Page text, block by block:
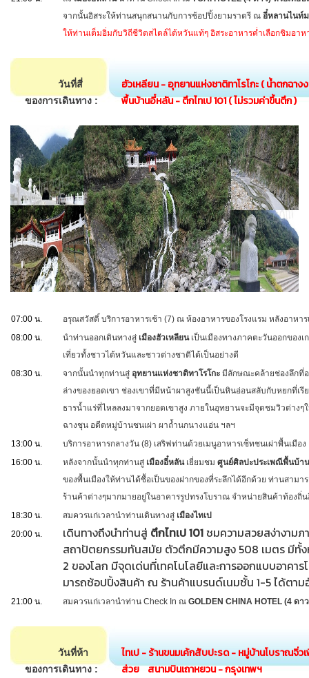
จากนั้นอิสระให้ท่านสนุกสนานกับการช้อปปิ้งยามราตรี ณ อี๋หลานไนท์
ให้ท่านเต็มอิ่มกับวิถีชีวิตสไตล์ไต้หวันแท้ๆ อิสระอาหารค่ำเลือกชิมอา
วันที่สี่
ของการเดินทาง :
ฮัวเหลียน - อุทยานแห่งชาติทาโรโกะ ( น้ำตกฉ
พื้นบ้านอี๋หลัน - ตึกไทเป 101 ( ไม่รวมค่าขึ้นตึก )
07:00 น.
อรุณสวัสดิ์ บริการอาหารเช้า (7) ณ ห้องอาหารของโรงแรม หลังอาห
08:00 น.
นำท่านออกเดินทางสู่ เมืองฮัวเหลียน เป็นเมืองทางภาคตะวันออกขอ
เที่ยวทั้งชาวไต้หวันและชาวต่างชาติได้เป็นอย่างดี
08:30 น.
จากนั้นนำทุกท่านสู่ อุทยานแห่งชาติทาโรโกะ มีลักษณะคล้ายช่องลึกที่
ล่างของยอดเขา ช่องเขาที่มีหน้าผาสูงชันนี้เป็นหินอ่อนสลับกับหยกที่เ
ธารน้ำแร่ที่ไหลลงมาจากยอดเขาสูง ภายในอุทยานจะมีจุดชมวิวต่าง
ฉางชุน อดีตหมู่บ้านชนเผ่า ผาถ้ำนกนางแอ่น ฯลฯ
13:00 น.
บริการอาหารกลางวัน (8) เสริฟท่านด้วยเมนูอาหารเซ็ทชนเผ่าพื้นเมือ
16:00 น.
หลังจากนั้นนำทุกท่านสู่ เมืองอี๋หลัน เยี่ยมชม ศูนย์ศิลปะประเพณีพื้นบ้า
ของพื้นเมืองให้ท่านได้ซื้อเป็นของฝากของที่ระลึกได้อีกด้วย ท่านสาม
ร้านค้าต่างๆมากมายอยู่ในอาคารรูปทรงโบราณ จำหน่ายสินค้าท้องถิ่
18:30 น.
สมควรแก่เวลานำท่านเดินทางสู่ เมืองไทเป
20:00 น.
เดินทางถึงนำท่านสู่ ตึกไทเป 101 ชมความสวยสง่างาม
สถาปัตยกรรมทันสมัย ตัวตึกมีความสูง 508 เมตร มีทั้
2 ของโลก มีจุดเด่นที่เทคโนโลยีและการออกแบบอาคา
มารถช้อปปิ้งสินค้า ณ ร้านค้าแบรนด์เนมชั้น 1-5 ได้ตาม
21:00 น. สมควรแก่เวลานำท่าน Check In ณ GOLDEN CHINA HOTEL (4 ดา
วันที่ห้า
ของการเดินทาง :
ไทเป - ร้านขนมเค้กสับปะรด - หมู่บ้านโบราณจิ่
ส่วย สนามบินเถาหยวน - กรุงเทพฯ